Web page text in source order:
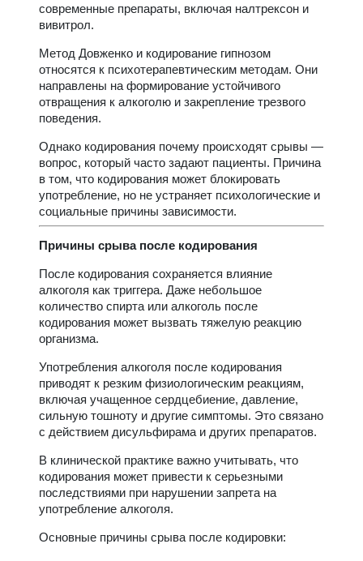
современные препараты, включая налтрексон и
вивитрол.
Метод Довженко и кодирование гипнозом
относятся к психотерапевтическим методам. Они
направлены на формирование устойчивого
отвращения к алкоголю и закрепление трезвого
поведения.
Однако кодирования почему происходят срывы —
вопрос, который часто задают пациенты. Причина
в том, что кодирования может блокировать
употребление, но не устраняет психологические и
социальные причины зависимости.
Причины срыва после кодирования
После кодирования сохраняется влияние
алкоголя как триггера. Даже небольшое
количество спирта или алкоголь после
кодирования может вызвать тяжелую реакцию
организма.
Употребления алкоголя после кодирования
приводят к резким физиологическим реакциям,
включая учащенное сердцебиение, давление,
сильную тошноту и другие симптомы. Это связано
с действием дисульфирама и других препаратов.
В клинической практике важно учитывать, что
кодирования может привести к серьезными
последствиями при нарушении запрета на
употребление алкоголя.
Основные причины срыва после кодировки: